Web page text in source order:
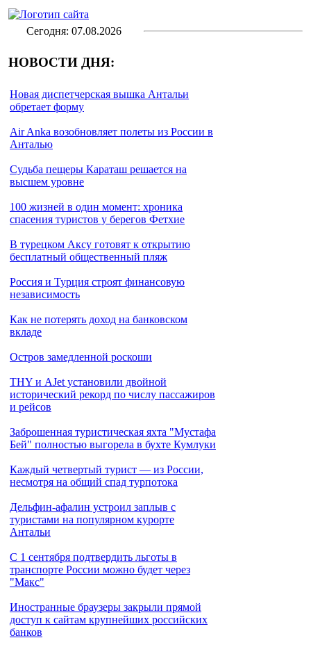
Сегодня: 07.08.2026
НОВОСТИ ДНЯ:
Новая диспетчерская вышка Антальи
обретает форму
Air Anka возобновляет полеты из России в
Анталью
Cудьба пещеры Караташ решается на
высшем уровне
100 жизней в один момент: хроника
спасения туристов у берегов Фетхие
В турецком Аксу готовят к открытию
бесплатный общественный пляж
Россия и Турция строят финансовую
независимость
Как не потерять доход на банковском
вкладе
Остров замедленной роскоши
THY и AJet установили двойной
исторический рекорд по числу пассажиров
и рейсов
Заброшенная туристическая яхта "Мустафа
Бей" полностью выгорела в бухте Кумлуки
Каждый четвертый турист — из России,
несмотря на общий спад турпотока
Дельфин-афалин устроил заплыв с
туристами на популярном курорте
Антальи
С 1 сентября подтвердить льготы в
транспорте России можно будет через
"Макс"
Иностранные браузеры закрыли прямой
доступ к сайтам крупнейших российских
банков